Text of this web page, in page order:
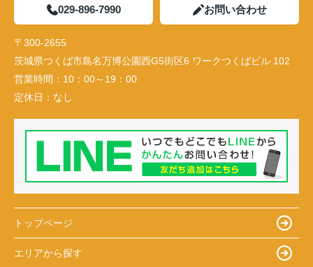
029-896-7990 お問い合わせ
〒300-2655
茨城県つくば市島名万博公園西G5街区6 ワークつくばビル 102
営業時間： 10：00～19：00
定休日： なし
トップページ
エリアから探す